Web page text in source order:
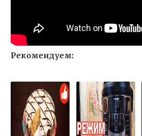
Рекомендуем: